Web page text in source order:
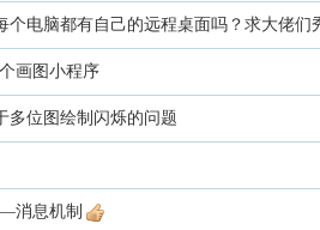
个电脑都有自己的远程桌面吗？求大佬们
画图小程序
多位图绘制闪烁的问题
消息机制